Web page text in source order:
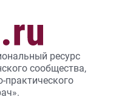
ресурс
сообщества,
практического